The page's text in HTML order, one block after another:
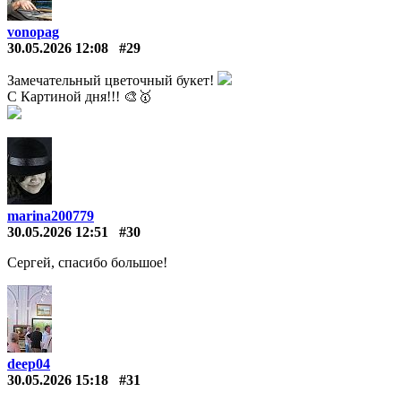
vonopag
30.05.2026 12:08
#29
Замечательный цветочный букет!
С Картиной дня!!! 🎨🥇
marina200779
30.05.2026 12:51
#30
Сергей, спасибо большое!
deep04
30.05.2026 15:18
#31